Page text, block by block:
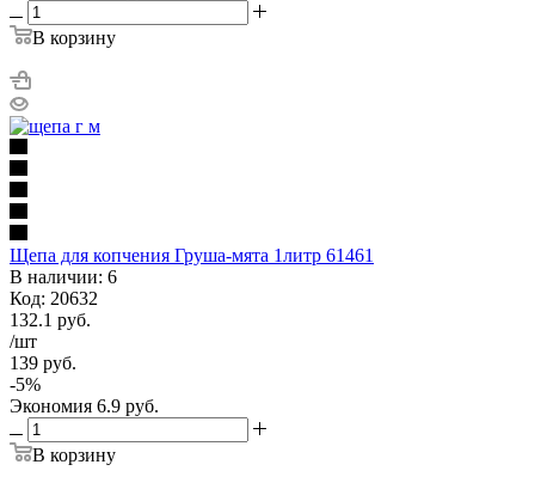
В корзину
Щепа для копчения Груша-мята 1литр 61461
В наличии: 6
Код: 20632
132.1 руб.
/шт
139 руб.
-5%
Экономия 6.9 руб.
В корзину